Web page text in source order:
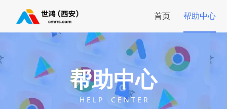
首页 帮助中心
帮助中心
H E L P C E N T E R